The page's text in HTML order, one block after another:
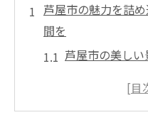
芦屋市の魅力を詰
間を
芦屋市の美し
街の魅力を反